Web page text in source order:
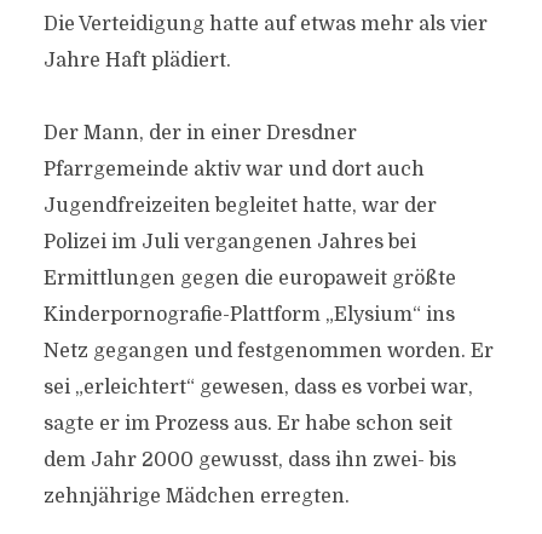
Die Verteidigung hatte auf etwas mehr als vier
Jahre Haft plädiert.
Der Mann, der in einer Dresdner
Pfarrgemeinde aktiv war und dort auch
Jugendfreizeiten begleitet hatte, war der
Polizei im Juli vergangenen Jahres bei
Ermittlungen gegen die europaweit größte
Kinderpornografie-Plattform „Elysium“ ins
Netz gegangen und festgenommen worden. Er
sei „erleichtert“ gewesen, dass es vorbei war,
sagte er im Prozess aus. Er habe schon seit
dem Jahr 2000 gewusst, dass ihn zwei- bis
zehnjährige Mädchen erregten.